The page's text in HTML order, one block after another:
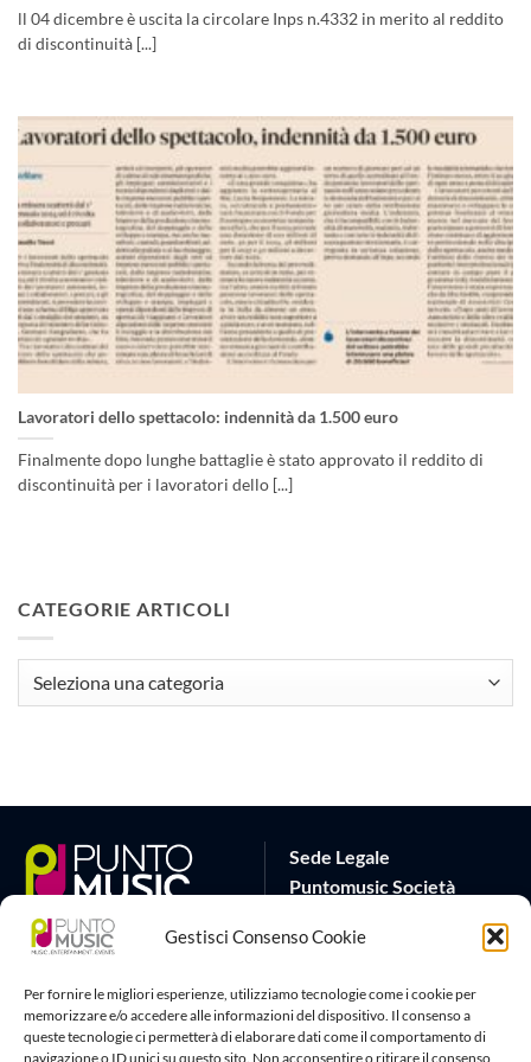
Gestisci Consenso Cookie
Per fornire le migliori esperienze, utilizziamo tecnologie come i cookie per
memorizzare e/o accedere alle informazioni del dispositivo. Il consenso a
queste tecnologie ci permetterà di elaborare dati come il comportamento di
navigazione o ID unici su questo sito. Non acconsentire o ritirare il consenso
CATEGORIE ARTICOLI
ll 04 dicembre è uscita la circolare Inps n.4332 in merito al reddito
di discontinuità [...]
Lavoratori dello spettacolo: indennità da 1.500 euro
Finalmente dopo lunghe battaglie è stato approvato il reddito di
discontinuità per i lavoratori dello [...]
Sede Legale
Puntomusic Società
Via G.B. Rota 17
P.IVA 03795620982